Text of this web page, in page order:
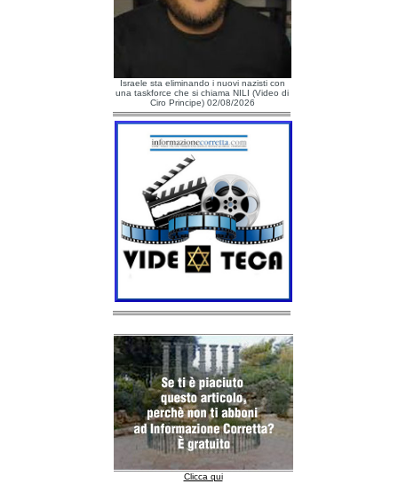
Israele sta eliminando i nuovi nazisti con
una taskforce che si chiama NILI (Video di
Ciro Principe) 02/08/2026
Clicca qui